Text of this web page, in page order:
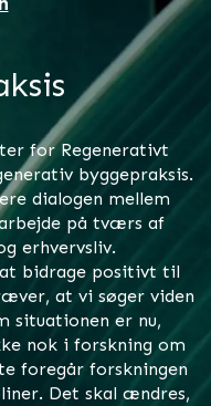
for Regenerativt
byggepraksis.
dialogen mellem
på tværs af
erhvervsliv.
bidrage positivt til
at vi søger viden
situationen er nu,
nok i forskning om
foregår forskningen
Det skal ændres,